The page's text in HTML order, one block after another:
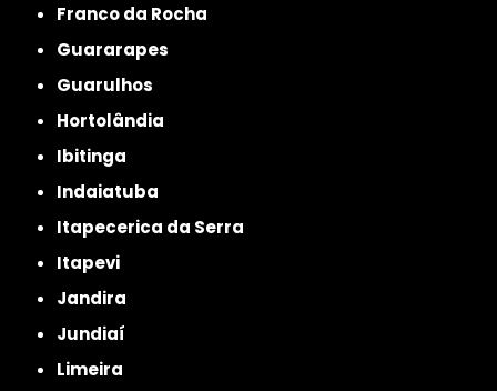
Franco da Rocha
Guararapes
Guarulhos
Hortolândia
Ibitinga
Indaiatuba
Itapecerica da Serra
Itapevi
Jandira
Jundiaí
Limeira